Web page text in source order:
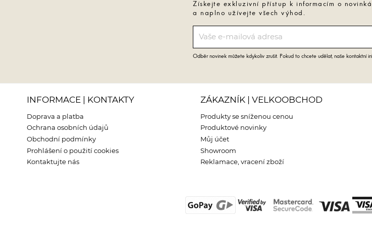
Získejte exkluzivní přístup k informacím o
a naplno užívejte všech výhod.
Odběr novinek můžete kdykoliv zrušit. Pokud to chcete udělat, naše kontaktní
INFORMACE | KONTAKTY
Doprava a platba
Ochrana osobních údajů
Obchodní podmínky
Prohlášení o použití cookies
Kontaktujte nás
ZÁKAZNÍK | VELKOOBCHOD
Produkty se sníženou cenou
Produktové novinky
Můj účet
Showroom
Reklamace, vracení zboží